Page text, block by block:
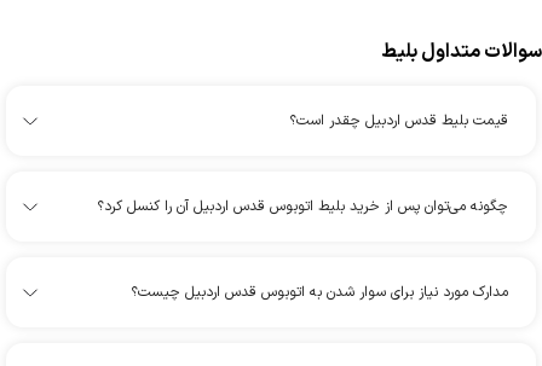
سوالات متداول بلیط
قیمت بلیط قدس اردبیل چقدر است؟
چگونه می‌توان پس از خرید بلیط اتوبوس قدس اردبیل آن را کنسل کرد؟
مدارک مورد نیاز برای سوار شدن به اتوبوس قدس اردبیل چیست؟